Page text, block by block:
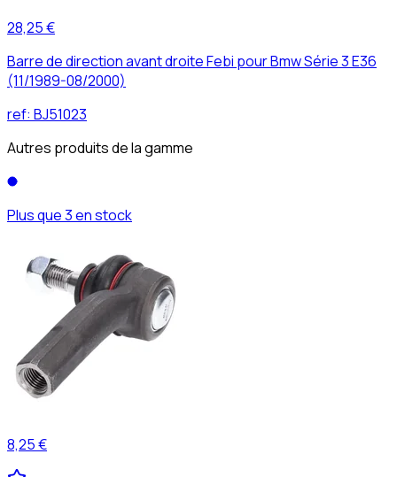
28,25 €
Barre de direction avant droite Febi pour Bmw Série 3 E36
(11/1989-08/2000)
ref: BJ51023
Autres produits de la gamme
Plus que 3 en stock
8,25 €